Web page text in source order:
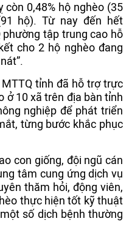
còn 0,48% hộ nghèo (35
hộ). Từ nay đến hết
tập trung cao hỗ
cho 2 hộ nghèo đang
tỉnh đã hỗ trợ trực
ở 10 xã trên địa bàn tỉnh
nghiệp để phát triển
từng bước khắc phục
con giống, đội ngũ cán
tâm cung ứng dịch vụ
thăm hỏi, động viên,
thực hiện tốt kỹ thuật
số dịch bệnh thường